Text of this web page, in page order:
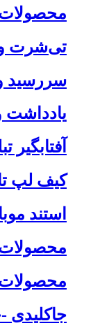
تی‌شرت و
سررسید
یادداشت
آفتابگیر
کیف لپ
استند
جاکلیدی